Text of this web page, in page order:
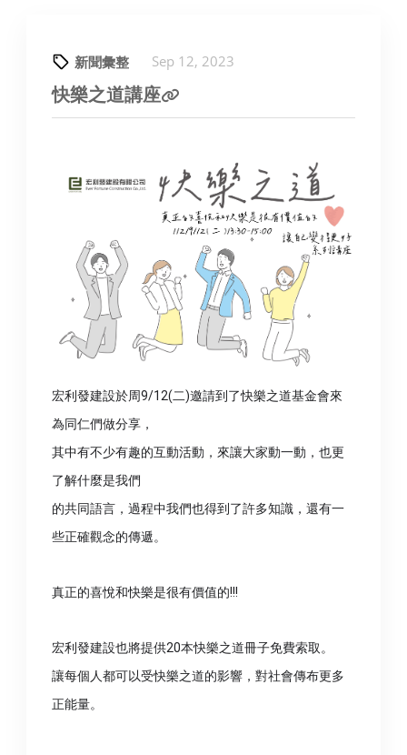
新聞彙整 Sep 12, 2023
快樂之道講座
宏利發建設於周9/12(二)邀請到了快樂之道基金會來
為同仁們做分享，
其中有不少有趣的互動活動，來讓大家動一動，也更
了解什麼是我們
的共同語言，過程中我們也得到了許多知識，還有一
些正確觀念的傳遞。
真正的喜悅和快樂是很有價值的!!!
宏利發建設也將提供20本快樂之道冊子免費索取。
讓每個人都可以受快樂之道的影響，對社會傳布更多
正能量。